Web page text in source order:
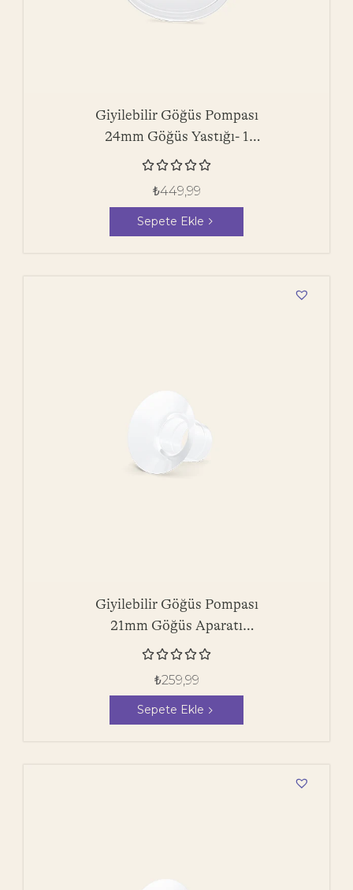
Giyilebilir Göğüs Pompası
24mm Göğüs Yastığı- 1
Adet

₺449,99
Sepete Ekle
Giyilebilir Göğüs Pompası
21mm Göğüs Aparatı
Silikon Uç - 1 Adet

₺259,99
Sepete Ekle